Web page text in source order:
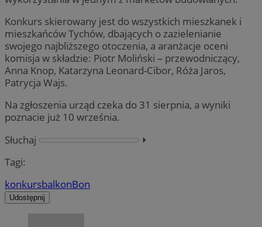
Konkurs skierowany jest do wszystkich mieszkanek i
mieszkańców Tychów, dbających o zazielenianie
swojego najbliższego otoczenia, a aranżacje oceni
komisja w składzie: Piotr Moliński – przewodniczący,
Anna Knop, Katarzyna Leonard-Cibor, Róża Jaros,
Patrycja Wajs.
Na zgłoszenia urząd czeka do 31 sierpnia, a wyniki
poznacie już 10 września.
Słuchaj
⏵︎
Tagi:
konkursbalkonBon
Udostępnij